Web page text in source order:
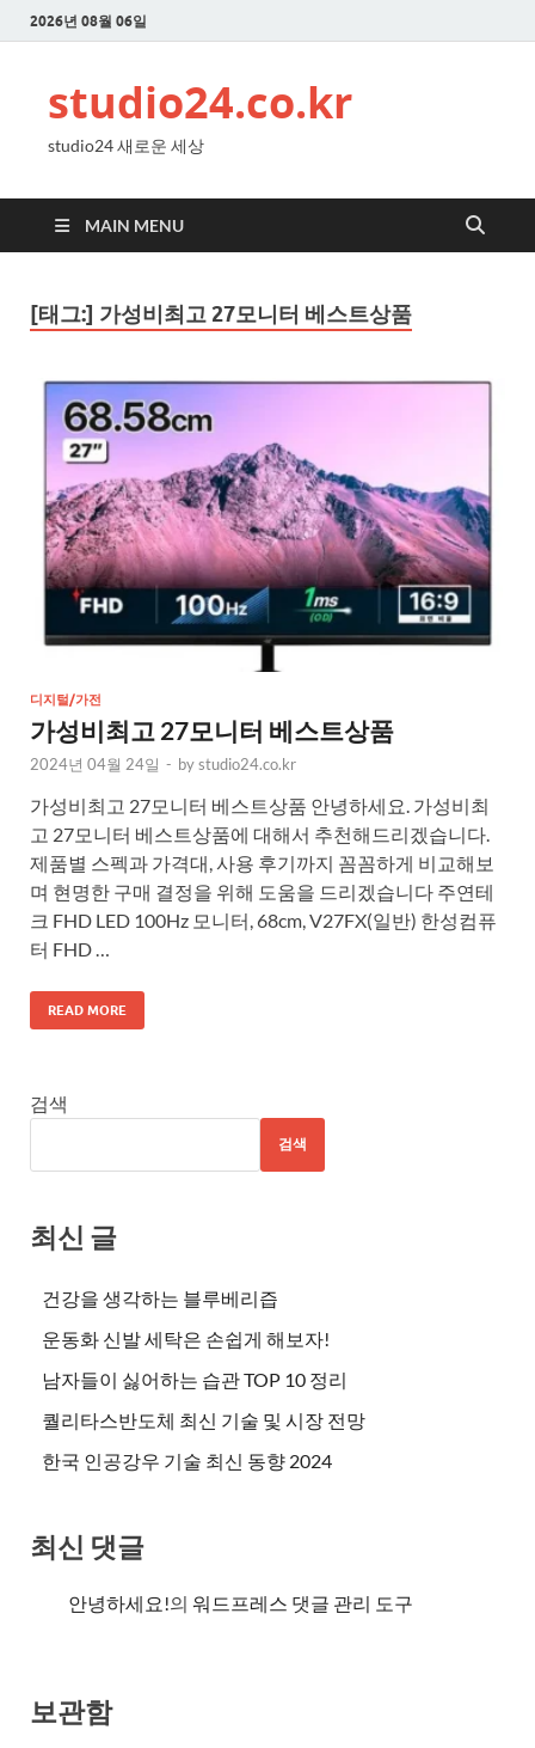
2026년 08월 06일
studio24.co.kr
studio24 새로운 세상
MAIN MENU
[태그:] 가성비최고 27모니터 베스트상품
디지털/가전
가성비최고 27모니터 베스트상품
2024년 04월 24일 - bystudio24.co.kr
가성비최고 27모니터 베스트상품 안녕하세요. 가성비최
고 27모니터 베스트상품에 대해서 추천해드리겠습니다.
제품별 스펙과 가격대, 사용 후기까지 꼼꼼하게 비교해보
며 현명한 구매 결정을 위해 도움을 드리겠습니다 주연테
크 FHD LED 100Hz 모니터, 68cm, V27FX(일반) 한성컴퓨
터 FHD …
READ MORE
검색
검색
최신 글
건강을 생각하는 블루베리즙
운동화 신발 세탁은 손쉽게 해보자!
남자들이 싫어하는 습관 TOP 10 정리
퀄리타스반도체 최신 기술 및 시장 전망
한국 인공강우 기술 최신 동향 2024
최신 댓글
안녕하세요!의 워드프레스 댓글 관리 도구
보관함